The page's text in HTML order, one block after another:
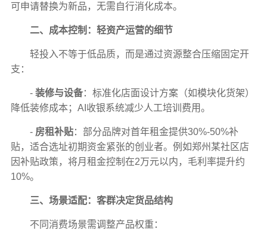
可申请替换为新品，无需自行消化成本。
二、成本控制：轻资产运营的细节
轻投入不等于低品质，而是通过资源整合压缩固定开
支：
- 装修与设备：标准化店面设计方案（如模块化货架）
降低装修成本；AI收银系统减少人工培训费用。
- 房租补贴：部分品牌对首年租金提供30%-50%补
贴，适合选址初期资金紧张的创业者。例如郑州某社区店
因补贴政策，将月租金控制在2万元以内，毛利率提升约
10%。
三、场景适配：客群决定货品结构
不同消费场景需调整产品权重：